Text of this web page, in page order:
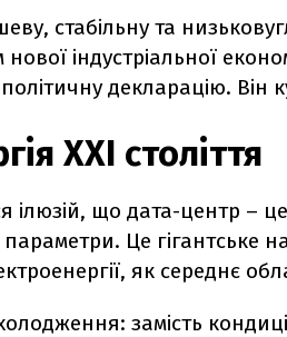
стабільну та
індустріальної
декларацію. Він
XXI століття
ілюзій, що дата-центр –
параметри. Це
як середнє
замість